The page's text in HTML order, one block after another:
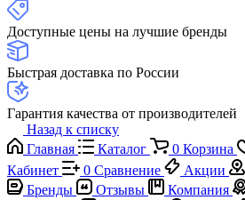
Доступные цены на лучшие бренды
Быстрая доставка по России
Гарантия качества от производителей
Назад к списку
Главная
Каталог 0 Корзина
Кабинет
0 Сравнение Акции
Бренды
Отзывы Компания